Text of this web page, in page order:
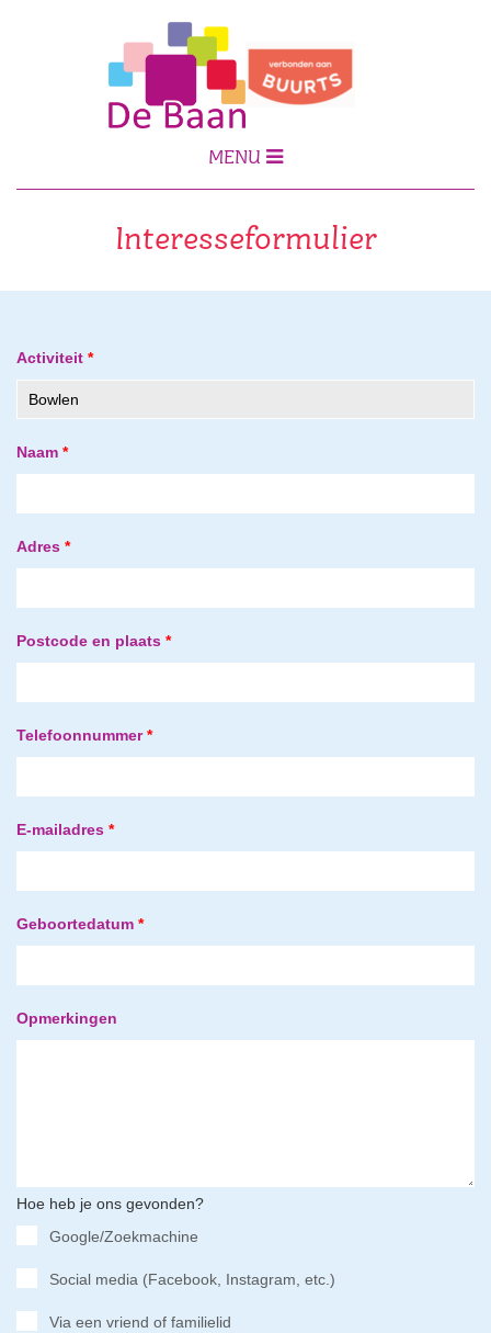
MENU
Interesseformulier
Activiteit *
Naam *
Adres *
Postcode en plaats *
Telefoonnummer*
E-mailadres *
Geboortedatum *
Opmerkingen
Hoe heb je ons gevonden?
Google/Zoekmachine
Social media (Facebook, Instagram, etc.)
Via een vriend of familielid